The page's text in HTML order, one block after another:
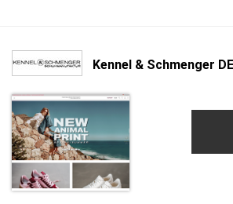
Kennel & Schmenger DE